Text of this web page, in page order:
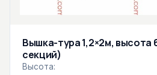
Вышка-тура 1,2×2м, высота
секций)
Высота: